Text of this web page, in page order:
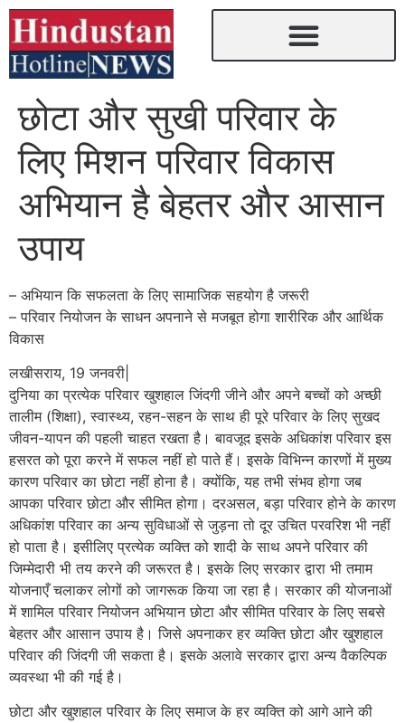
छोटा और सुखी परिवार के
लिए मिशन परिवार विकास
अभियान है बेहतर और आसान
उपाय
– अभियान कि सफलता के लिए सामाजिक सहयोग है जरूरी
– परिवार नियोजन के साधन अपनाने से मजबूत होगा शारीरिक और आर्थिक
विकास
लखीसराय, 19 जनवरी|
दुनिया का प्रत्येक परिवार खुशहाल जिंदगी जीने और अपने बच्चों को अच्छी
तालीम (शिक्षा), स्वास्थ्य, रहन-सहन के साथ ही पूरे परिवार के लिए सुखद
जीवन-यापन की पहली चाहत रखता है। बावजूद इसके अधिकांश परिवार इस
हसरत को पूरा करने में सफल नहीं हो पाते हैं। इसके विभिन्न कारणों में मुख्य
कारण परिवार का छोटा नहीं होना है। क्योंकि, यह तभी संभव होगा जब
आपका परिवार छोटा और सीमित होगा। दरअसल, बड़ा परिवार होने के कारण
अधिकांश परिवार का अन्य सुविधाओं से जुड़ना तो दूर उचित परवरिश भी नहीं
हो पाता है। इसीलिए प्रत्येक व्यक्ति को शादी के साथ अपने परिवार की
जिम्मेदारी भी तय करने की जरूरत है। इसके लिए सरकार द्वारा भी तमाम
योजनाएँ चलाकर लोगों को जागरूक किया जा रहा है। सरकार की योजनाओं
में शामिल परिवार नियोजन अभियान छोटा और सीमित परिवार के लिए सबसे
बेहतर और आसान उपाय है। जिसे अपनाकर हर व्यक्ति छोटा और खुशहाल
परिवार की जिंदगी जी सकता है। इसके अलावे सरकार द्वारा अन्य वैकल्पिक
व्यवस्था भी की गई है।
छोटा और खुशहाल परिवार के लिए समाज के हर व्यक्ति को आगे आने की